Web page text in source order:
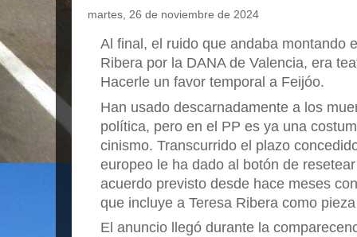
martes, 26 de noviembre de 2024
Al final, el ruido que andaba montando
Ribera por la DANA de Valencia, era
Hacerle un favor temporal a Feijóo.
Han usado descarnadamente a los
política, pero en el PP es ya una
cinismo. Transcurrido el plazo
europeo le ha dado al botón de
acuerdo previsto desde hace meses
que incluye a Teresa Ribera como
El anuncio llegó durante la